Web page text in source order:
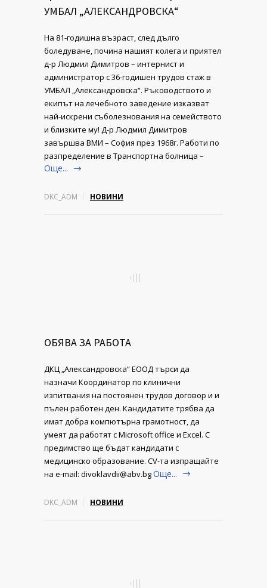
УМБАЛ „АЛЕКСАНДРОВСКА“
На 81-годишна възраст, след дълго
боледуване, почина нашият колега и приятел
д-р Людмил Димитров – интернист и
администратор с 36-годишен трудов стаж в
УМБАЛ „Александровска“. Ръководството и
екипът на лечебното заведение изказват
най-искрени съболезнования на семейството
и близките му! Д-р Людмил Димитров
завършва ВМИ – София през 1968г. Работи по
разпределение в Транспортна болница –
Още...
DKC_ADM НОВИНИ
ОБЯВА ЗА РАБОТА
ДКЦ „Александровска“ ЕООД търси да
назначи Координатор по клинични
изпитвания на постоянен трудов договор и и
пълен работен ден. Кандидатите трябва да
имат добра компютърна грамотност, да
умеят да работят с Microsoft office и Excel. С
предимство ще бъдат кандидати с
медицинско образование. CV-та изпращайте
на e-mail: divoklavdii@abv.bgОще...
DKC_ADM НОВИНИ